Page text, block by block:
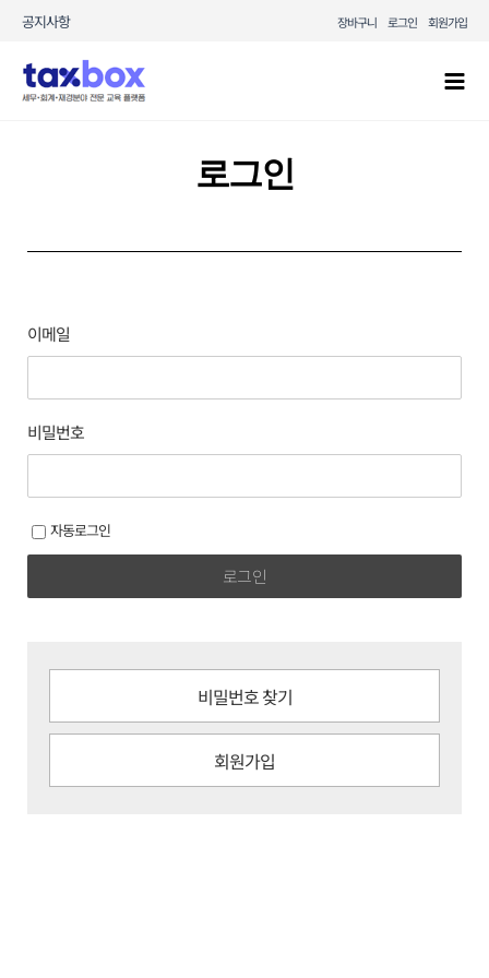
콘텐츠로
공지사항 장바구니 로그인 회원가입
로그인
이메일
비밀번호
자동로그인
로그인
비밀번호 찾기
회원가입